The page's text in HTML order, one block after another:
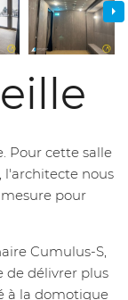
Pour cette salle
l'architecte nous
pour
Cumulus-S,
de délivrer plus
à la domotique